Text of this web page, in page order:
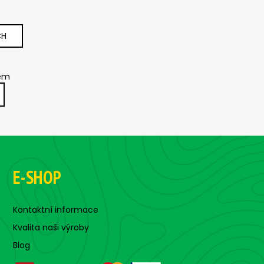
E-SHOP
Kontaktní informace
Kvalita naši výroby
Blog